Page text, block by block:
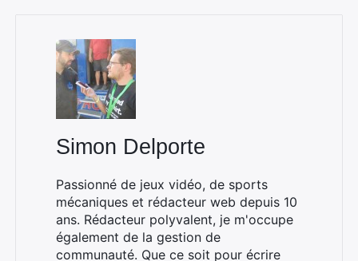
Simon Delporte
Passionné de jeux vidéo, de sports
mécaniques et rédacteur web depuis 10
ans. Rédacteur polyvalent, je m'occupe
également de la gestion de
communauté. Que ce soit pour écrire